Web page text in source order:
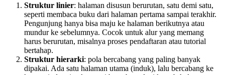
Struktur linier: halaman disusun berurutan, satu demi satu,
seperti membaca buku dari halaman pertama sampai terakhir.
Pengunjung hanya bisa maju ke halaman berikutnya atau
mundur ke sebelumnya. Cocok untuk alur yang memang
harus berurutan, misalnya proses pendaftaran atau tutorial
bertahap.
Struktur hierarki: pola bercabang yang paling banyak
dipakai. Ada satu halaman utama (induk), lalu bercabang ke